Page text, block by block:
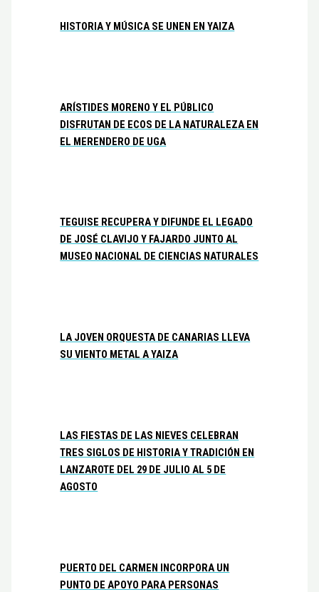
HISTORIA Y MÚSICA SE UNEN EN YAIZA
ARÍSTIDES MORENO Y EL PÚBLICO
DISFRUTAN DE ECOS DE LA NATURALEZA EN
EL MERENDERO DE UGA
TEGUISE RECUPERA Y DIFUNDE EL LEGADO
DE JOSÉ CLAVIJO Y FAJARDO JUNTO AL
MUSEO NACIONAL DE CIENCIAS NATURALES
LA JOVEN ORQUESTA DE CANARIAS LLEVA
SU VIENTO METAL A YAIZA
LAS FIESTAS DE LAS NIEVES CELEBRAN
TRES SIGLOS DE HISTORIA Y TRADICIÓN EN
LANZAROTE DEL 29 DE JULIO AL 5 DE
AGOSTO
PUERTO DEL CARMEN INCORPORA UN
PUNTO DE APOYO PARA PERSONAS